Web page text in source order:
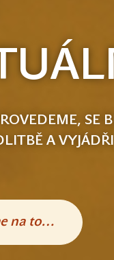
SE
A
na to…